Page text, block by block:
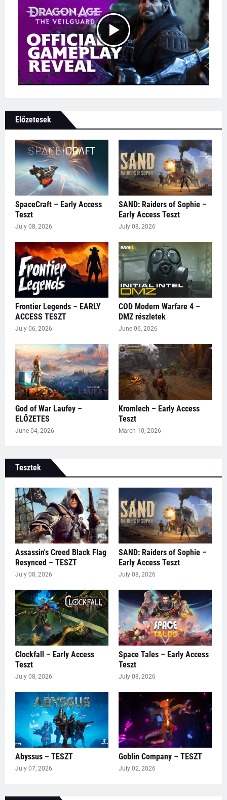
Előzetesek
SpaceCraft – Early Access
Teszt
July 08, 2026
SAND: Raiders of Sophie –
Early Access Teszt
July 08, 2026
Frontier Legends – EARLY
ACCESS TESZT
July 06, 2026
COD Modern Warfare 4 –
DMZ részletek
June 06, 2026
God of War Laufey –
ELŐZETES
June 04, 2026
Kromlech – Early Access
Teszt
March 10, 2026
Tesztek
Assassin's Creed Black Flag
Resynced – TESZT
July 08, 2026
SAND: Raiders of Sophie –
Early Access Teszt
July 08, 2026
Clockfall – Early Access
Teszt
July 08, 2026
Space Tales – Early Access
Teszt
July 08, 2026
Abyssus – TESZT
July 07, 2026
Goblin Company – TESZT
July 02, 2026